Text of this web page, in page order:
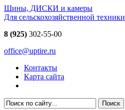
Шины, ДИСКИ и камеры
Для сельскохозяйственной техники
8 (925) 302-55-00
office@uptire.ru
Контакты
Карта сайта